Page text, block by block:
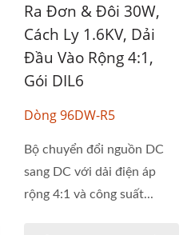
Ra Đơn & Đôi 30W,
Cách Ly 1.6KV, Dải
Đầu Vào Rộng 4:1,
Gói DIL6
Dòng 96DW-R5
Bộ chuyển đổi nguồn DC
sang DC với dải điện áp
rộng 4:1 và công suất...